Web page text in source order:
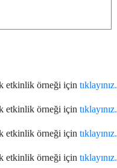
etkinlik örneği için tıklayınız.
etkinlik örneği için tıklayınız.
etkinlik örneği için tıklayınız.
etkinlik örneği için tıklayınız.